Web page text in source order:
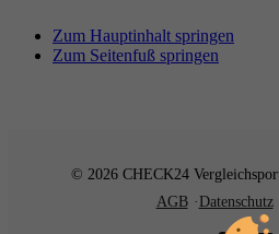
Zum Hauptinhalt springen
Zum Seitenfuß springen
© 2026 CHECK24
AGB
Datenschutz